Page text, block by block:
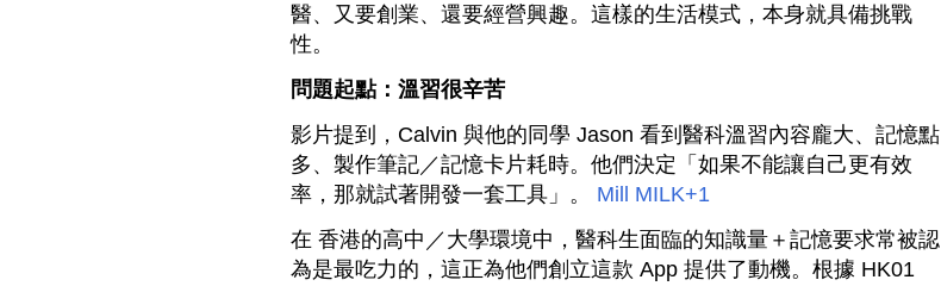
醫、又要創業、還要經營興趣。這樣的生活模式，本身就具備挑戰
性。
問題起點：溫習很辛苦
影片提到，Calvin 與他的同學 Jason 看到醫科溫習內容龐大、記憶點
多、製作筆記／記憶卡片耗時。他們決定「如果不能讓自己更有效
率，那就試著開發一套工具」。 Mill MILK+1
在 香港的高中／大學環境中，醫科生面臨的知識量＋記憶要求常被認
為是最吃力的，這正為他們創立這款 App 提供了動機。根據 HK01